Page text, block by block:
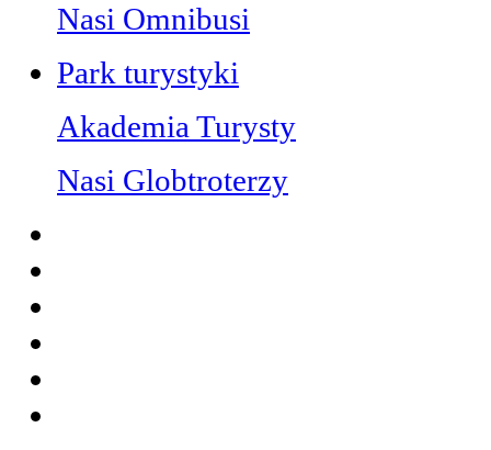
Nasi Omnibusi
Park turystyki
Akademia Turysty
Nasi Globtroterzy